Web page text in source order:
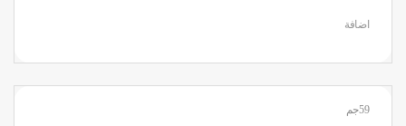
اضافة
59جم